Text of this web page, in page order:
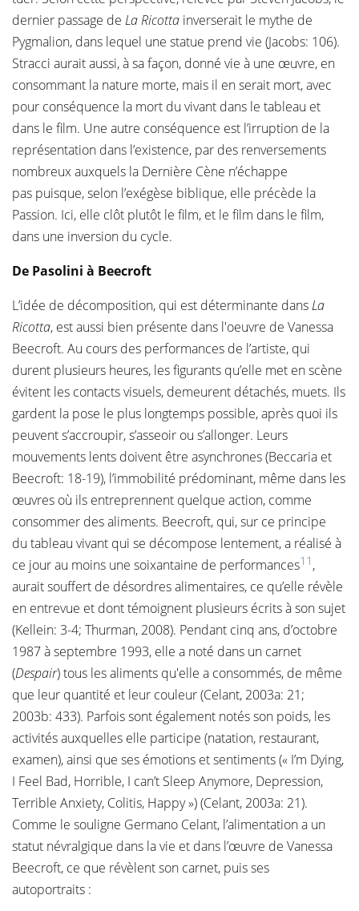
dernier passage de La Ricotta inverserait le mythe de
Pygmalion, dans lequel une statue prend vie (Jacobs: 106).
Stracci aurait aussi, à sa façon, donné vie à une œuvre, en
consommant la nature morte, mais il en serait mort, avec
pour conséquence la mort du vivant dans le tableau et
dans le film. Une autre conséquence est l’irruption de la
représentation dans l’existence, par des renversements
nombreux auxquels la Dernière Cène n’échappe
pas puisque, selon l’exégèse biblique, elle précède la
Passion. Ici, elle clôt plutôt le film, et le film dans le film,
dans une inversion du cycle.
De Pasolini à Beecroft
L’idée de décomposition, qui est déterminante dansLa
Ricotta, est aussi bien présente dans l'oeuvre de Vanessa
Beecroft. Au cours des performances de l’artiste, qui
durent plusieurs heures, les figurants qu’elle met en scène
évitent les contacts visuels, demeurent détachés, muets. Ils
gardent la pose le plus longtemps possible, après quoi ils
peuvent s’accroupir, s’asseoir ou s’allonger. Leurs
mouvements lents doivent être asynchrones (Beccaria et
Beecroft: 18-19), l’immobilité prédominant, même dans les
œuvres où ils entreprennent quelque action, comme
consommer des aliments. Beecroft, qui, sur ce principe
du tableau vivant qui se décompose lentement, a réalisé à
ce jour au moins une soixantaine de performances11 ,
aurait souffert de désordres alimentaires, ce qu’elle révèle
en entrevue et dont témoignent plusieurs écrits à son sujet
(Kellein: 3-4; Thurman, 2008). Pendant cinq ans, d’octobre
1987 à septembre 1993, elle a noté dans un carnet
(Despair) tous les aliments qu'elle a consommés, de même
que leur quantité et leur couleur (Celant, 2003a: 21;
2003b: 433). Parfois sont également notés son poids, les
activités auxquelles elle participe (natation, restaurant,
examen), ainsi que ses émotions et sentiments (« I’m Dying,
I Feel Bad, Horrible, I can’t Sleep Anymore, Depression,
Terrible Anxiety, Colitis, Happy ») (Celant, 2003a: 21).
Comme le souligne Germano Celant, l’alimentation a un
statut névralgique dans la vie et dans l’œuvre de Vanessa
Beecroft, ce que révèlent son carnet, puis ses
autoportraits :